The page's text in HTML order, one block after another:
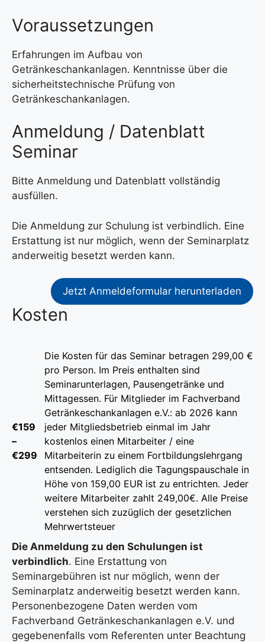
Voraussetzungen
Erfahrungen im Aufbau von
Getränkeschankanlagen. Kenntnisse über die
sicherheitstechnische Prüfung von
Getränkeschankanlagen.
Anmeldung / Datenblatt
Seminar
Bitte Anmeldung und Datenblatt vollständig
ausfüllen.
Die Anmeldung zur Schulung ist verbindlich. Eine
Erstattung ist nur möglich, wenn der Seminarplatz
anderweitig besetzt werden kann.
Jetzt Anmeldeformular herunterladen
Kosten
€159
–
€299
Die Kosten für das Seminar betragen 299,00 €
pro Person. Im Preis enthalten sind
Seminarunterlagen, Pausengetränke und
Mittagessen. Für Mitglieder im Fachverband
Getränkeschankanlagen e.V.: ab 2026 kann
jeder Mitgliedsbetrieb einmal im Jahr
kostenlos einen Mitarbeiter / eine
Mitarbeiterin zu einem Fortbildungslehrgang
entsenden. Lediglich die Tagungspauschale in
Höhe von 159,00 EUR ist zu entrichten. Jeder
weitere Mitarbeiter zahlt 249,00€. Alle Preise
verstehen sich zuzüglich der gesetzlichen
Mehrwertsteuer
Die Anmeldung zu den Schulungen ist
verbindlich. Eine Erstattung von
Seminargebühren ist nur möglich, wenn der
Seminarplatz anderweitig besetzt werden kann.
Personenbezogene Daten werden vom
Fachverband Getränkeschankanlagen e.V. und
gegebenenfalls vom Referenten unter Beachtung